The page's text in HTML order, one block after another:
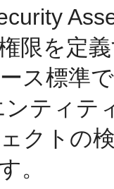
限を定
ス標準
ティテ
クトの
。